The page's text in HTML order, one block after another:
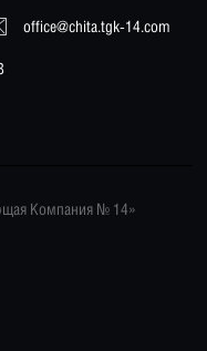
office@chita.tgk-14.com
Компания № 14»